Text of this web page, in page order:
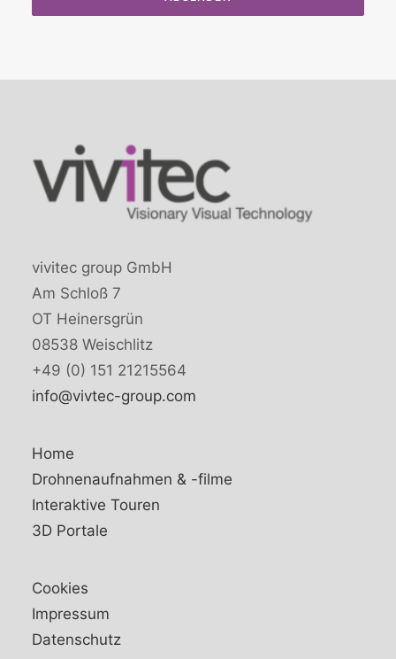
vivitec group GmbH
Am Schloß 7
OT Heinersgrün
08538 Weischlitz
+49 (0) 151 21215564
info@vivtec-group.com
Home
Drohnenaufnahmen & -filme
Interaktive Touren
3D Portale
Cookies
Impressum
Datenschutz